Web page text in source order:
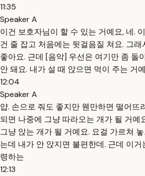
11:35
Speaker A
이건 보호자님이 할 수 있는 거예요, 네.
건 줄 잡고 처음에는 뒷걸음질 쳐요. 그
좋아요. 근데 [음악] 우선은 여기만 좀 돌
안 돼요. 내가 설 때 앉으면 먹이 주는 거
12:04
Speaker A
얍. 손으로 줘도 좋지만 웬만하면 떨어뜨
되면 나중에 그냥 따라오는 개가 될 거예
그냥 앉는 개가 될 거예요. 요걸 가르쳐
는데 내가 안 앉지면 불편한데. 근데 이
령하는
12:13